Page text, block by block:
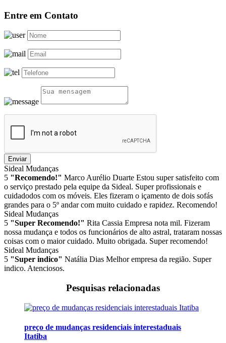
Entre em Contato
Enviar
Sideal Mudanças
5 "Recomendo!" Marco Aurélio Duarte Estou super satisfeito com
o serviço prestado pela equipe da Sideal. Super profissionais e
cuidadodos com os móveis. Eles fizeram o içamento de dois sofás
grandes para o 5º andar com muito cuidado e rapidez. Recomendo!
Sideal Mudanças
5 "Super Recomendo!" Rita Cassia Empresa nota mil. Fizeram
nossa mudança e todos os funcionários de alto astral, trataram nossas
coisas com o maior cuidado. Muito obrigada. Super recomendo!
Sideal Mudanças
5 "Super indico" Natália Dias Melhor empresa da região. Super
indico. Atenciosos.
Pesquisas relacionadas
preço de mudanças residenciais interestaduais
Itatiba